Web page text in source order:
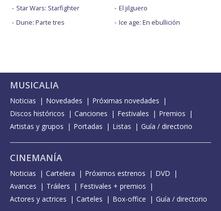
Star Wars: Starfighter
Dune: Parte tres
El jilguero
Ice age: En ebullición
MUSICALIA
Noticias Novedades
Próximas novedades
Discos históricos
Canciones Festivales
Premios
Artistas y grupos
Portadas Listas Guía / directorio
CINEMANÍA
Noticias Cartelera Próximos estrenos
DVD
Avances
Tráilers
Festivales + premios
Actores y actrices
Carteles Box-office Guía / directorio